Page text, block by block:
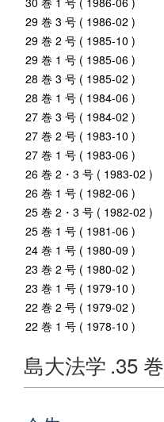
29 巻 3 号 ( 1986-02 )
29 巻 2 号 ( 1985-10 )
29 巻 1 号 ( 1985-06 )
28 巻 3 号 ( 1985-02 )
28 巻 1 号 ( 1984-06 )
27 巻 3 号 ( 1984-02 )
27 巻 2 号 ( 1983-10 )
27 巻 1 号 ( 1983-06 )
26 巻 2・3 号 ( 1983-02 )
26 巻 1 号 ( 1982-06 )
25 巻 2・3 号 ( 1982-02 )
25 巻 1 号 ( 1981-06 )
24 巻 1 号 ( 1980-09 )
23 巻 2 号 ( 1980-02 )
23 巻 1 号 ( 1979-10 )
22 巻 2 号 ( 1979-02 )
22 巻 1 号 ( 1978-10 )
島大法学 .35 巻